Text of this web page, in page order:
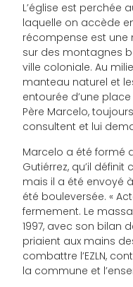
L’église est perchée
laquelle on accède
récompense est
sur des montagnes
ville coloniale. Au
manteau naturel et
entourée d’une
Père Marcelo,
consultent et lui
Marcelo a été formé
Gutiérrez, qu’il
mais il a été envoyé
été bouleversée. «
fermement. Le
1997, avec son bilan
priaient aux mains
combattre l’EZLN,
la commune et